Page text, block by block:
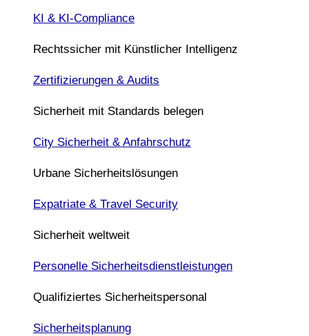
KI & KI-Compliance
Rechtssicher mit Künstlicher Intelligenz
Zertifizierungen & Audits
Sicherheit mit Standards belegen
City Sicherheit & Anfahrschutz
Urbane Sicherheitslösungen
Expatriate & Travel Security
Sicherheit weltweit
Personelle Sicherheitsdienstleistungen
Qualifiziertes Sicherheitspersonal
Sicherheitsplanung